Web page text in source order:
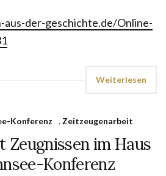
der-geschichte.de/Online-
Weiterlesen
Konferenz , Zeitzeugenarbeit
Zeugnissen im Haus
Konferenz